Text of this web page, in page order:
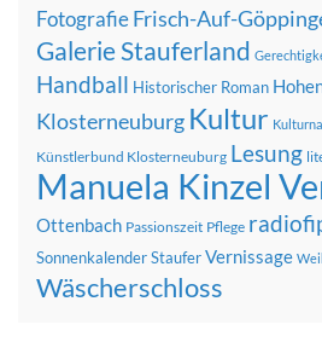
FotografieFrisch-Auf-
Galerie Stauferland
Handball Historischer Roman
Klosterneuburg Kultur
Künstlerbund Klosterneuburg Lesung
Manuela Kinzel
Ottenbach Passionszeit Pflege
SonnenkalenderStauferVernissage
Wäscherschloss